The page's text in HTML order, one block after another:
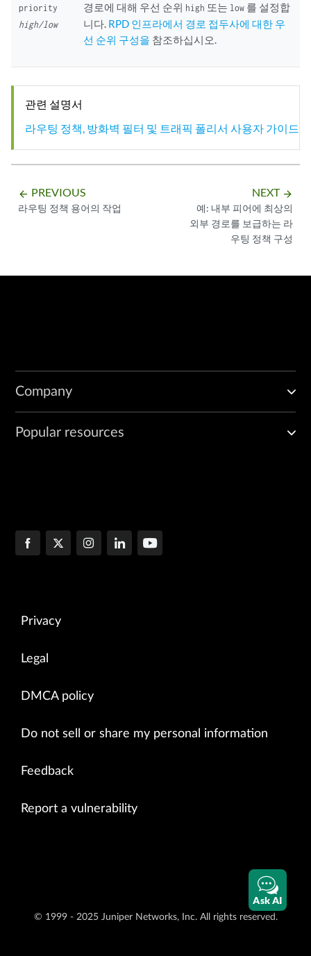
priority
high/low
경로에 대해 우선 순위 high 또는 low 를 설정합
니다. RPD 인프라에서 경로 접두사에 대한 우
선 순위 구성을 참조하십시오.
관련 설명서
라우팅 정책, 방화벽 필터 및 트래픽 폴리서 사용자 가이드
arrow_backward PREVIOUS
라우팅 정책 용어의 작업
NEXT arrow_forward
예: 내부 피어에 최상의
외부 경로를 보급하는 라
우팅 정책 구성
Company
Popular resources
Privacy
Legal
DMCA policy
Do not sell or share my personal information
Feedback
Report a vulnerability
© 1999 - 2025 Juniper Networks, Inc. All rights reserved.
Ask AI